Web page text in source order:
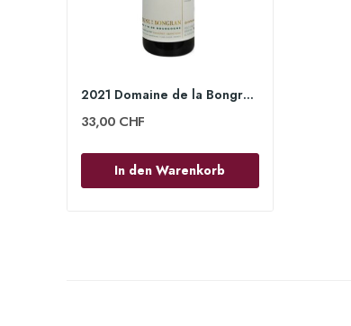
2021 Domaine de la Bongran Quintaine 75 cl
33,00 CHF
In den Warenkorb